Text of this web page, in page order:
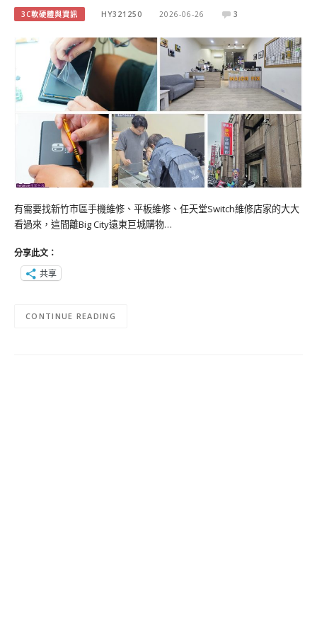
3C軟硬體與資訊 HY321250 2026-06-26 3
有需要找新竹市區手機維修、平板維修、任天堂Switch維修店家的大大
看過來，這間離Big City遠東巨城購物…
分享此文：
共享
CONTINUE READING